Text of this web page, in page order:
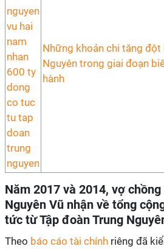
Những khoản chi tăng đột
Nguyên trong giai đoạn
hành
Năm 2017 và 2014, vợ
Nguyên Vũ nhận về tổng
tức từ Tập đoàn Trung
Theo báo cáo tài chính riêng đã